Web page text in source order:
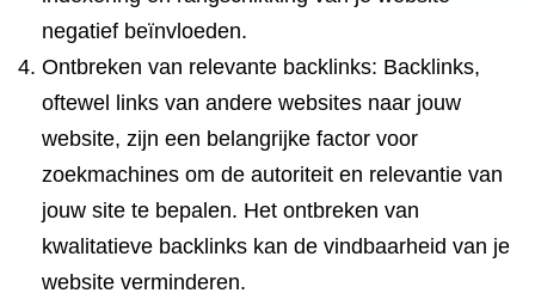
negatief beïnvloeden.
Ontbreken van relevante backlinks: Backlinks,
oftewel links van andere websites naar jouw
website, zijn een belangrijke factor voor
zoekmachines om de autoriteit en relevantie van
jouw site te bepalen. Het ontbreken van
kwalitatieve backlinks kan de vindbaarheid van je
website verminderen.